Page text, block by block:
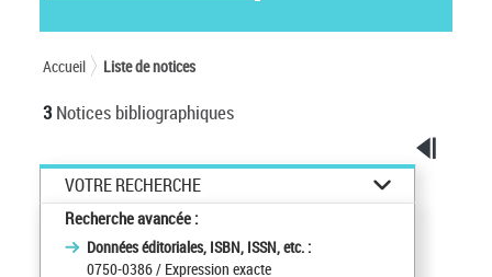
Accueil Liste de notices
3 Notices bibliographiques
VOTRE RECHERCHE
Recherche avancée :
Données éditoriales, ISBN, ISSN, etc. :
0750-0386/ Expression exacte